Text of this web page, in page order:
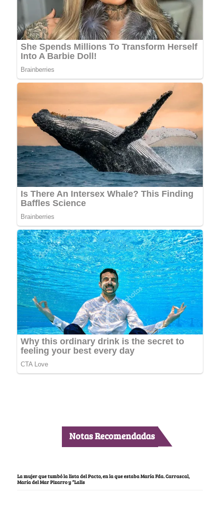
Notas Recomendadas
La mujer que tumbó la lista del Pacto, en la que estaba María Fda. Carrascal,
María del Mar Pizarro y “Lalis